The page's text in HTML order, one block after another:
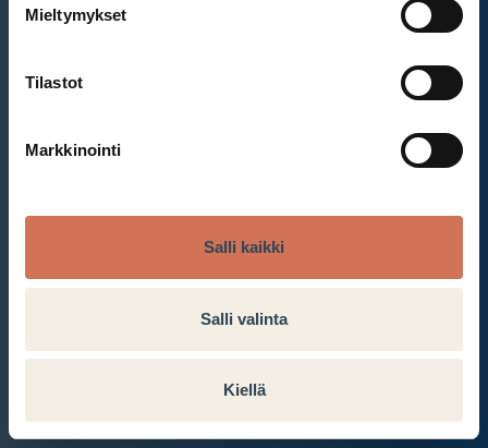
Mieltymykset
Tilastot
Markkinointi
Salli kaikki
Salli valinta
Kiellä
Et ole kirjautunut sisään. Kirjaudu sisään